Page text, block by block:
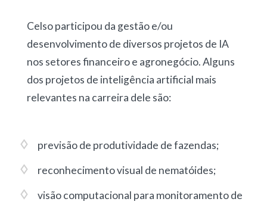
Celso participou da gestão e/ou
desenvolvimento de diversos projetos de IA
nos setores financeiro e agronegócio. Alguns
dos projetos de inteligência artificial mais
relevantes na carreira dele são:
previsão de produtividade de fazendas;
reconhecimento visual de nematóides;
visão computacional para monitoramento de